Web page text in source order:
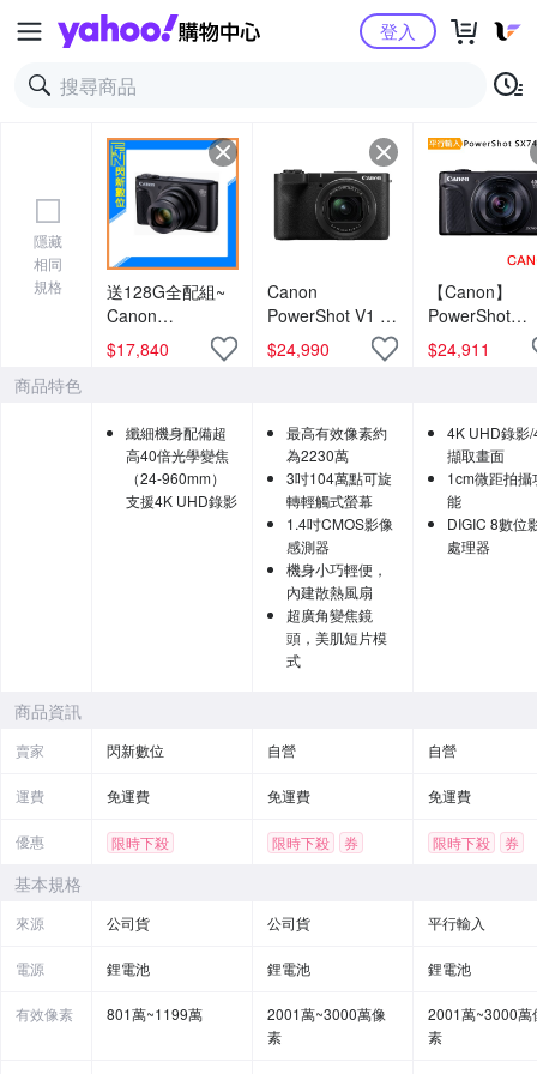
Yahoo購物中心登入
隱藏
相同
規格
送128G全配組~
Canon
PowerShot
SX740 HS 40倍
貨)
$17,840
Canon
PowerShot V1 旗
艦級Vlog 影音相
機 公司貨
$24,990
【Canon】
PowerShot
SX740 HS 40
光學變焦4K數
$24,911
商品特色
纖細機身配備超
高40倍光學變焦
（24-960mm）
支援4K UHD錄影
最高有效像素約
為2230萬
3吋104萬點可旋
轉輕觸式螢幕
1.4吋CMOS影像
感測器
機身小巧輕便，
內建散熱風扇
超廣角變焦鏡
頭，美肌短片模
式
4K UHD錄影/
擷取畫面
1cm微距拍攝
能
DIGIC 8數位
處理器
商品資訊
賣家 閃新數位 自營 自營
運費 免運費 免運費 免運費
優惠 限時下殺 限時下殺
券
限時下殺
券
基本規格
來源 公司貨 公司貨 平行輸入
電源 鋰電池 鋰電池 鋰電池
有效像素 801萬~1199萬
2001萬~3000萬像
素
2001萬~3000萬
素